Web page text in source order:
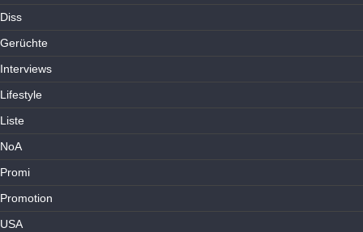
Diss
Gerüchte
Interviews
Lifestyle
Liste
NoA
Promi
Promotion
USA